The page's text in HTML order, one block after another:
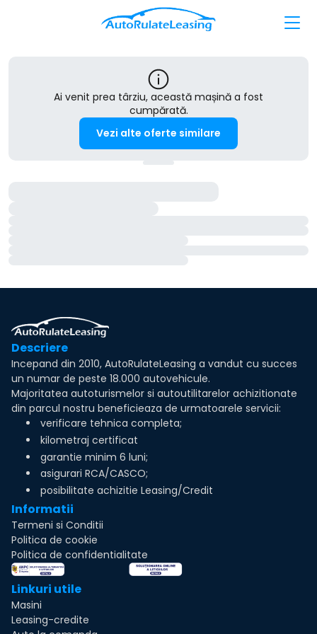
Ai venit prea târziu, această mașină a fost
cumpărată.
Vezi alte oferte similare
Descriere
Incepand din 2010, AutoRulateLeasing a vandut cu succes
un numar de peste 18.000 autovehicule.
Majoritatea autoturismelor si autoutilitarelor achizitionate
din parcul nostru beneficieaza de urmatoarele servicii:
verificare tehnica completa;
kilometraj certificat
garantie minim 6 luni;
asigurari RCA/CASCO;
posibilitate achizitie Leasing/Credit
Informatii
Termeni si Conditii
Politica de cookie
Politica de confidentialitate
Linkuri utile
Masini
Leasing-credite